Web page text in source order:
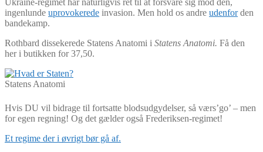
Ukraine-regimet har naturligvis ret til at forsvare sig mod den,
ingenlunde uprovokerede invasion. Men hold os andre udenforden
bandekamp.
Rothbard dissekerede Statens Anatomi i Statens Anatomi. Få den
her i butikken for 37,50.
Statens Anatomi
Hvis DU vil bidrage til fortsatte blodsudgydelser, så værs’go’ – men
for egen regning! Og det gælder også Frederiksen-regimet!
Et regime der i øvrigt bør gå af.